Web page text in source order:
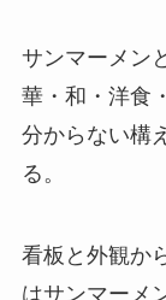
サンマーメン
華・和・洋食
分からない構
る。
看板と外観か
はサンマーメ